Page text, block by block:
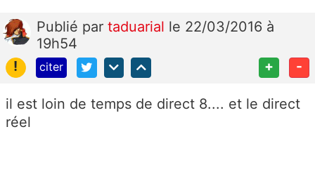
Publié par taduarial le 22/03/2016 à
19h54
!
citer + -
il est loin de temps de direct 8.... et le direct
réel